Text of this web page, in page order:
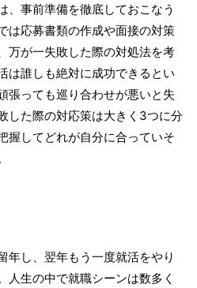
、事前準備を徹底しておこなう
は応募書類の作成や面接の対策
万が一失敗した際の対処法を考
は誰しも絶対に成功できるとい
張っても巡り合わせが悪いと失
した際の対応策は大きく3つに分
握してどれが自分に合っていそ
年し、翌年もう一度就活をやり
人生の中で就職シーンは数多く